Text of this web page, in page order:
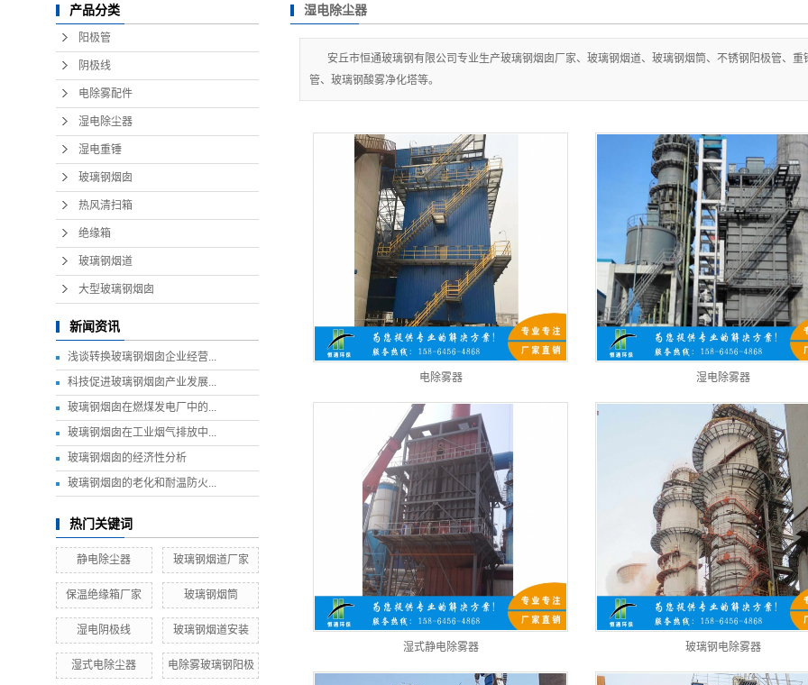
产品分类
阳极管
阴极线
电除雾配件
湿电除尘器
湿电重锤
玻璃钢烟囱
热风清扫箱
绝缘箱
玻璃钢烟道
大型玻璃钢烟囱
新闻资讯
浅谈转换玻璃钢烟囱企业经营...
科技促进玻璃钢烟囱产业发展...
玻璃钢烟囱在燃煤发电厂中的...
玻璃钢烟囱在工业烟气排放中...
玻璃钢烟囱的经济性分析
玻璃钢烟囱的老化和耐温防火...
热门关键词
静电除尘器 玻璃钢烟道厂家
保温绝缘箱厂家 玻璃钢烟筒
湿电阴极线 玻璃钢烟道安装
湿式电除尘器 电除雾玻璃钢阳极
湿电除尘器
安丘市恒通玻璃钢有限公司专业生产玻璃钢烟囱厂家、玻璃钢烟道、玻璃钢烟筒、不锈钢阳极管、
管、玻璃钢酸雾净化塔等。
电除雾器 湿电除雾器
湿式静电除雾器 玻璃钢电除雾器